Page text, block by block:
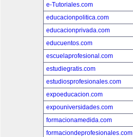
e-Tutoriales.com
educacionpolitica.com
educacionprivada.com
educuentos.com
escuelaprofesional.com
estudiegratis.com
estudiosprofesionales.com
expoeducacion.com
expouniversidades.com
formacionamedida.com
formaciondeprofesionales.com